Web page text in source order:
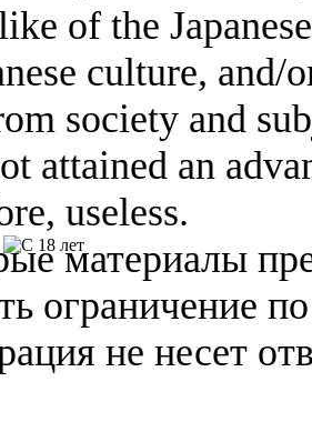
of the
culture, and/
society and
attained an
useless.
материалы
ограничение
не несет